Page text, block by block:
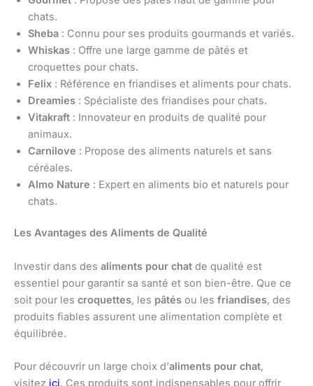
chats.
Sheba : Connu pour ses produits gourmands et variés.
Whiskas : Offre une large gamme de pâtés et
croquettes pour chats.
Felix : Référence en friandises et aliments pour chats.
Dreamies : Spécialiste des friandises pour chats.
Vitakraft : Innovateur en produits de qualité pour
animaux.
Carnilove : Propose des aliments naturels et sans
céréales.
Almo Nature : Expert en aliments bio et naturels pour
chats.
Les Avantages des Aliments de Qualité
Investir dans des aliments pour chat de qualité est
essentiel pour garantir sa santé et son bien-être. Que ce
soit pour les croquettes, les pâtés ou les friandises, des
produits fiables assurent une alimentation complète et
équilibrée.
Pour découvrir un large choix d’aliments pour chat,
visitez ici. Ces produits sont indispensables pour offrir